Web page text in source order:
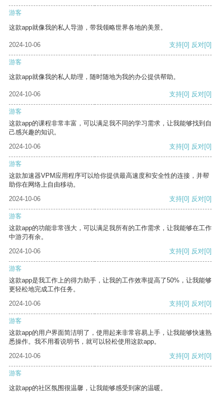
游客
这款app就像我的私人导游，带我领略世界各地的美景。
2024-10-06 支持[0] 反对[0]
游客
这款app就像我的私人助理，随时随地为我的办公提供帮助。
2024-10-06 支持[0] 反对[0]
游客
这款app的课程非常丰富，可以满足我不同的学习需求，让我能够找到自
己感兴趣的知识。
2024-10-06
支持[0] 反对[0]
游客
这款加速器VPM应用程序可以给你提供最高速度和安全性的连接，并帮
助你在网络上自由移动。
2024-10-06
支持[0] 反对[0]
游客
这款app的功能非常强大，可以满足我所有的工作需求，让我能够在工作
中游刃有余。
2024-10-06
支持[0] 反对[0]
游客
这款app是我工作上的得力助手，让我的工作效率提高了50%，让我能够
更轻松地完成工作任务。
2024-10-06
支持[0] 反对[0]
游客
这款app的用户界面简洁明了，使用起来非常容易上手，让我能够快速熟
悉操作。我不用看说明书，就可以轻松使用这款app。
2024-10-06
支持[0] 反对[0]
游客
这款app的社区氛围很温馨，让我能够感受到家的温暖。